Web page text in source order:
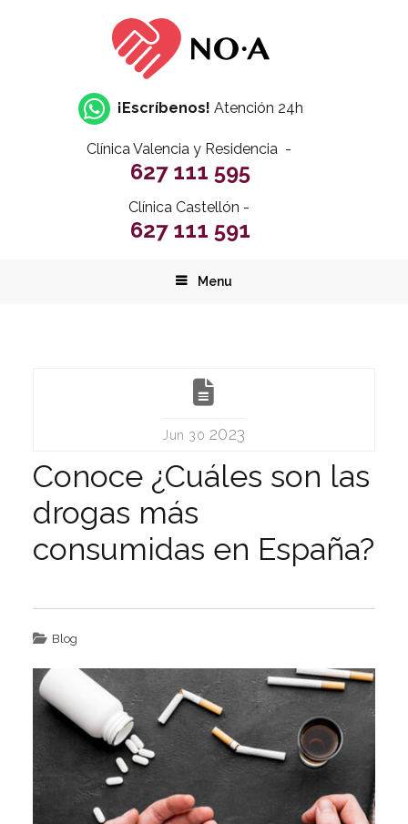
¡Escríbenos! Atención 24h
Clínica Valencia y Residencia -
627 111 595
Clínica Castellón -
627 111 591
Menu
Jun 30 2023
Conoce ¿Cuáles son las
drogas más
consumidas en España?
Blog